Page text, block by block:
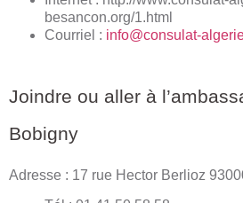
besancon.org/1.html
Courriel : info@consulat-
Joindre ou aller à
Bobigny
Adresse : 17 rue Hector Berlioz